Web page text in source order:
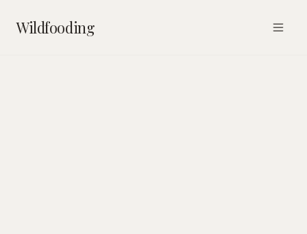
Wildfooding